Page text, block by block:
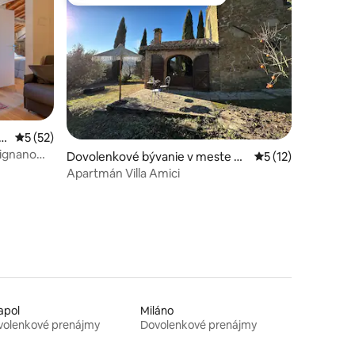
10
Priemerné ohodnotenie 5 z 5, počet hodnotení: 52
5 (52)
Dovolenkové bývanie v meste Pe
rugia
Priemerné
5 (12)
Apartmán Villa Amici
prenájmy
Miláno
Dovolenkové prenájmy